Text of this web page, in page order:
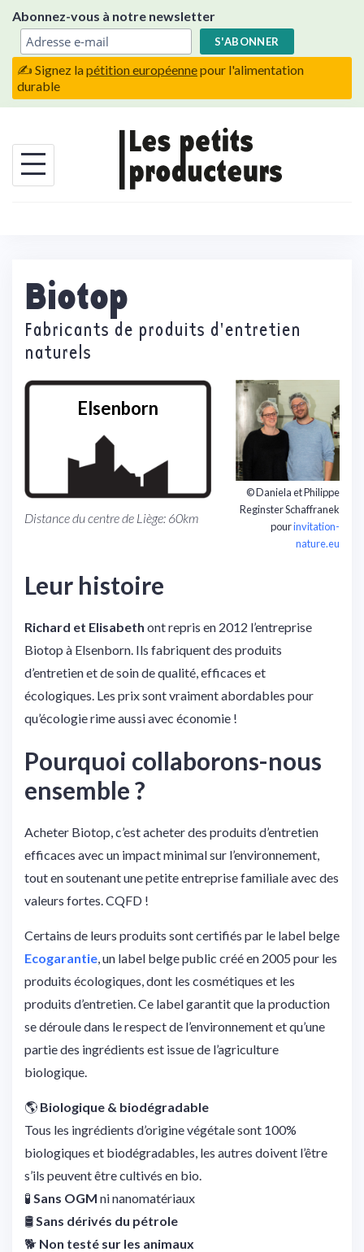
content
Abonnez-vous à notre newsletter
✍️ Signez lapétition européennepour l'alimentation
durable
Biotop
Fabricants de produits d'entretien
naturels
Elsenborn
Distance du centre de Liège: 60km
© Daniela et Philippe
Reginster Schaffranek
pourinvitation-
nature.eu
Leur histoire
Richard et Elisabeth ont repris en 2012 l’entreprise
Biotop à Elsenborn. Ils fabriquent des produits
d’entretien et de soin de qualité, efficaces et
écologiques. Les prix sont vraiment abordables pour
qu’écologie rime aussi avec économie !
Pourquoi collaborons-nous
ensemble ?
Acheter Biotop, c’est acheter des produits d’entretien
efficaces avec un impact minimal sur l’environnement,
tout en soutenant une petite entreprise familiale avec des
valeurs fortes. CQFD !
Certains de leurs produits sont certifiés par le label belge
Ecogarantie, un label belge public créé en 2005 pour les
produits écologiques, dont les cosmétiques et les
produits d’entretien. Ce label garantit que la production
se déroule dans le respect de l’environnement et qu’une
partie des ingrédients est issue de l’agriculture
biologique.
🌎 Biologique & biodégradable
Tous les ingrédients d’origine végétale sont 100%
biologiques et biodégradables, les autres doivent l’être
s’ils peuvent être cultivés en bio.
🧪 Sans OGM ni nanomatériaux
🛢️Sans dérivés du pétrole
🐕 Non testé sur les animaux